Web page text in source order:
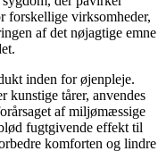
forskellige virksomheder,
af det nøjagtige emne
inden for øjenpleje.
kunstige tårer, anvendes
af miljømæssige
fugtgivende effekt til
komforten og lindre